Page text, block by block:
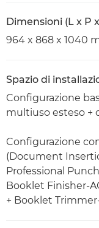
Dimensioni (L x P
964 x 868 x 1040
Spazio di
Configurazione
multiuso esteso +
Configurazione
(Document
Professional
Booklet Finisher-
+ Booklet